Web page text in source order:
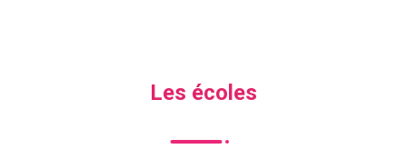
Les écoles